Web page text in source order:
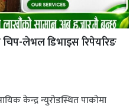
लेभल डिभाइस रिपेयरिङ
केन्द्र न्युरोडस्थित पाकोमा